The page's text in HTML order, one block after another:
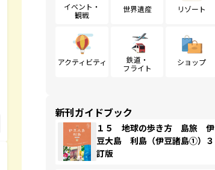
イベント・
観戦
世界遺産 リゾート
アクティビティ
鉄道・
フライト
ショップ
新刊ガイドブック
１５ 地球の歩き方 島旅 伊
豆大島 利島（伊豆諸島①）３
訂版